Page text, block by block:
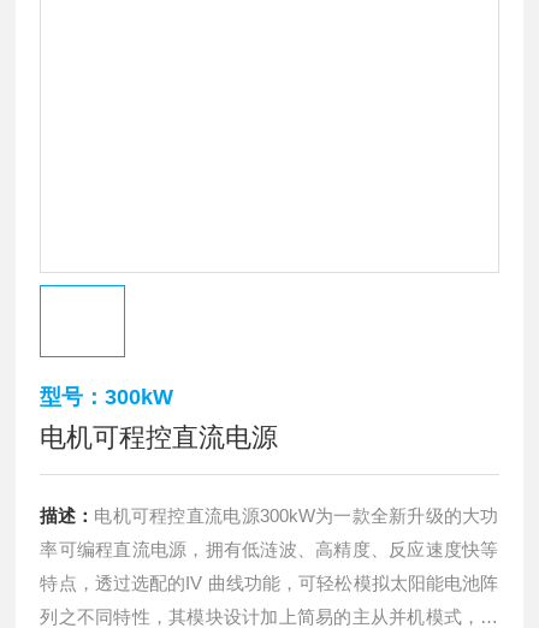
型号：300kW
电机可程控直流电源
描述： 电机可程控直流电源300kW为一款全新升级的大功
率可编程直流电源，拥有低涟波、高精度、反应速度快等
特点，透过选配的IV 曲线功能，可轻松模拟太阳能电池阵
列之不同特性，其模块设计加上简易的主从并机模式，功